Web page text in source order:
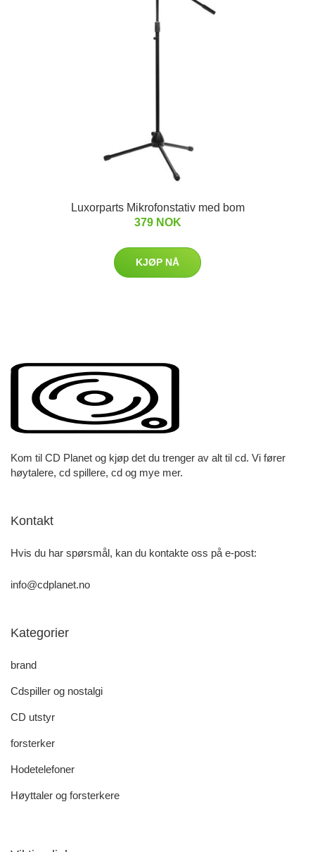
Luxorparts Mikrofonstativ med bom
379 NOK
KJØP NÅ
Kom til CD Planet og kjøp det du trenger av alt til cd. Vi fører
høytalere, cd spillere, cd og mye mer.
Kontakt
Hvis du har spørsmål, kan du kontakte oss på e-post:
info@cdplanet.no
Kategorier
brand
Cdspiller og nostalgi
CD utstyr
forsterker
Hodetelefoner
Høyttaler og forsterkere